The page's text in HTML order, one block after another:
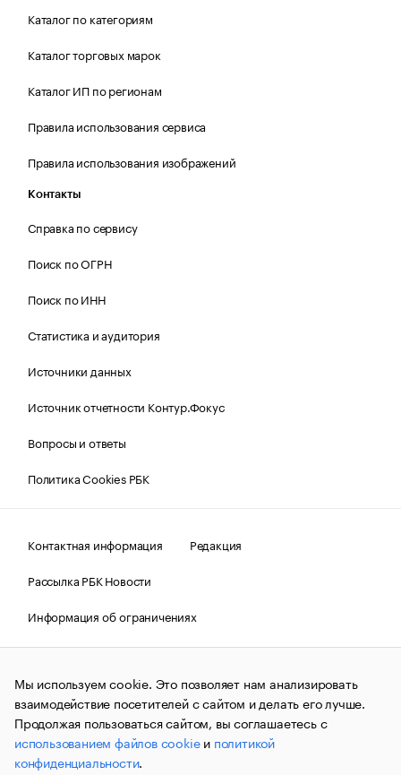
Каталог по категориям
Каталог торговых марок
Каталог ИП по регионам
Правила использования сервиса
Правила использования изображений
Контакты
Справка по сервису
Поиск по ОГРН
Поиск по ИНН
Статистика и аудитория
Источники данных
Источник отчетности Контур.Фокус
Вопросы и ответы
Политика Cookies РБК
Контактная информация
Редакция
Рассылка РБК Новости
Информация об ограничениях
Правовая информация
О соблюдении авторских прав
© АО «РОСБИЗНЕСКОНСАЛТИНГ»,1995–2026.Сообщения
и материалы информационного агентства «РБК»
(зарегистрировано Федеральной службой по надзору в сфере
связи, информационных технологий и массовых
коммуникаций (Роскомнадзор) 09.12.2015 за номером ИА
№ФС77-63848) сопровождаются пометкой «РБК». Отдельные
публикации могут содержать информацию,
Мы используем cookie. Это позволяет нам анализировать
взаимодействие посетителей с сайтом и делать его лучше.
Продолжая пользоваться сайтом, вы соглашаетесь с
использованием файлов cookieи политикой
конфиденциальности.